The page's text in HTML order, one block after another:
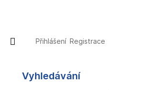
Přihlášení
Přihlášení Registrace
Vyhledávání